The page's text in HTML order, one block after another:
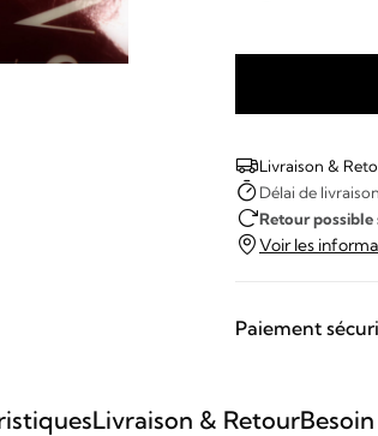
Jaeger
LeCoultre
Classic
Livraison &
Délai de
Retour possible
Voir les
Paiement
Livraison & Retour